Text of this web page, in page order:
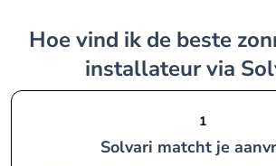
Hoe vind ik de beste zonnepanelen
installateur via
1
Solvari matcht je